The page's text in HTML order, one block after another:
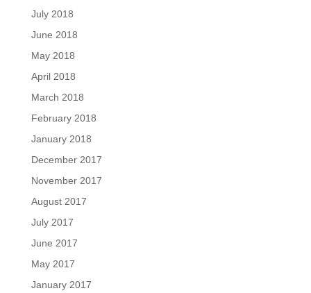
July 2018
June 2018
May 2018
April 2018
March 2018
February 2018
January 2018
December 2017
November 2017
August 2017
July 2017
June 2017
May 2017
January 2017